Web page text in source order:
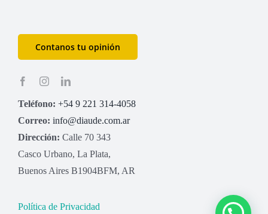
Contanos tu opinión
Teléfono: +54 9 221 314-4058
Correo: info@diaude.com.ar
Dirección: Calle 70 343
Casco Urbano, La Plata,
Buenos Aires B1904BFM, AR
Política de Privacidad